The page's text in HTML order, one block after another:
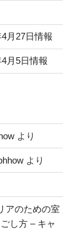
月27日情報
月5日情報
より
より
アのための室
し方 – キャ